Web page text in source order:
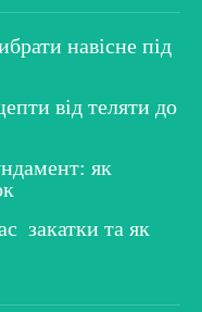
навісне під
від теляти до
як
закатки та як